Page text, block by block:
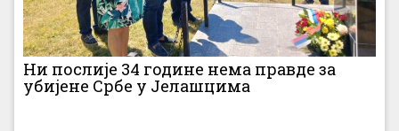
Ни послије 34 године нема правде за
убијене Србе у Јелашцима